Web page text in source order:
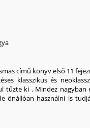
című könyv első 11
klasszikus és
ki . Mindez
önállóan használni is